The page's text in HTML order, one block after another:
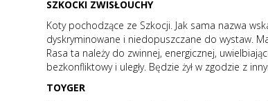
SZKOCKI ZWISŁOUCHY
Koty pochodzące ze Szkocji. Jak sama nazwa
dyskryminowane i niedopuszczane do wystaw.
Rasa ta należy do zwinnej, energicznej,
bezkonfliktowy i uległy. Będzie żył w zgodzie z
TOYGER